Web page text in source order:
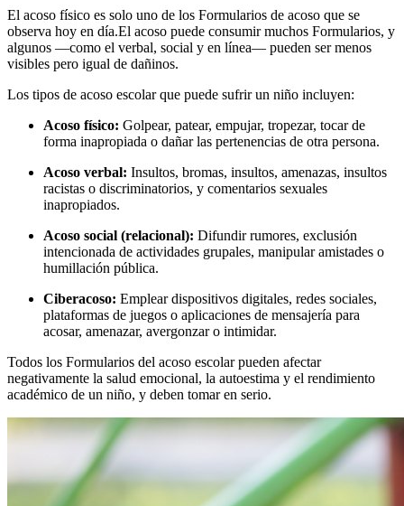
El acoso físico es solo uno de los Formularios de acoso que se
observa hoy en día.El acoso puede consumir muchos Formularios, y
algunos —como el verbal, social y en línea— pueden ser menos
visibles pero igual de dañinos.
Los tipos de acoso escolar que puede sufrir un niño incluyen:
Acoso físico: Golpear, patear, empujar, tropezar, tocar de
forma inapropiada o dañar las pertenencias de otra persona.
Acoso verbal: Insultos, bromas, insultos, amenazas, insultos
racistas o discriminatorios, y comentarios sexuales
inapropiados.
Acoso social (relacional): Difundir rumores, exclusión
intencionada de actividades grupales, manipular amistades o
humillación pública.
Ciberacoso: Emplear dispositivos digitales, redes sociales,
plataformas de juegos o aplicaciones de mensajería para
acosar, amenazar, avergonzar o intimidar.
Todos los Formularios del acoso escolar pueden afectar
negativamente la salud emocional, la autoestima y el rendimiento
académico de un niño, y deben tomar en serio.